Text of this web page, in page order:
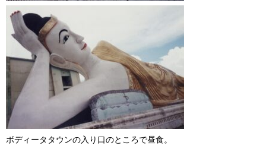
ボディータタウンの入り口のところで昼食。